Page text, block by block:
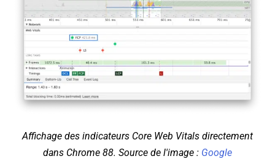
Affichage des indicateurs Core Web Vitals directement
dans Chrome 88. Source de l'image : Google